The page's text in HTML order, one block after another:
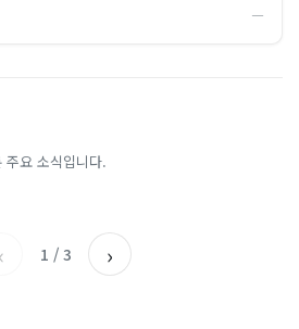
―
주요 소식입니다.
인 동아일보
베
망…숨지기 전 SOS 보냈다
‹ 1 / 3 ›